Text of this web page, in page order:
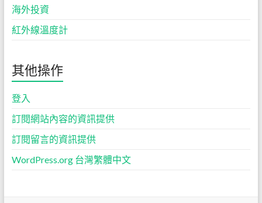
海外投資
紅外線溫度計
其他操作
登入
訂閱網站內容的資訊提供
訂閱留言的資訊提供
WordPress.org 台灣繁體中文